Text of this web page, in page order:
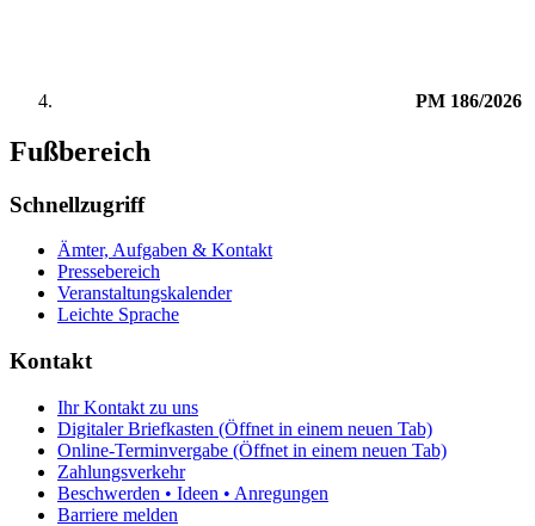
PM 186/2026
Fußbereich
Schnellzugriff
Ämter, Aufgaben & Kontakt
Pressebereich
Veranstaltungskalender
Leichte Sprache
Kontakt
Ihr Kontakt zu uns
Digitaler Briefkasten (Öffnet in einem neuen Tab)
Online-Terminvergabe (Öffnet in einem neuen Tab)
Zahlungsverkehr
Beschwerden • Ideen • Anregungen
Barriere melden